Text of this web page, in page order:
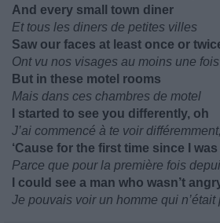
And every small town diner
Et tous les diners de petites villes
Saw our faces at least once or
Ont vu nos visages au moins une
But in these motel rooms
Mais dans ces chambres de motel
I started to see you differently, oh
J’ai commencé à te voir
‘Cause for the first time since I was
Parce que pour la première fois
I could see a man who wasn’t
Je pouvais voir un homme qui n’était